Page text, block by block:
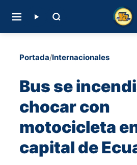
Portada/Internacionales
Bus se
chocar con
motocicleta
capital de